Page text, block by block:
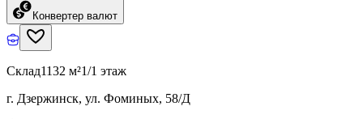
Конвертер валют
Склад1132 м²1/1 этаж
г. Дзержинск, ул. Фоминых, 58/Д